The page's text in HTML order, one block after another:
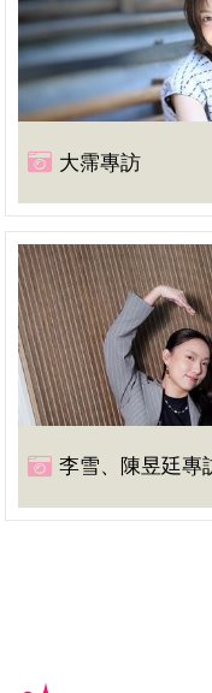
大霈專訪
李雪、陳昱廷專